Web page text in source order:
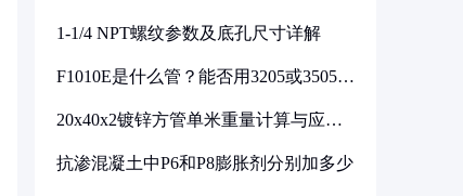
1-1/4 NPT螺纹参数及底孔尺寸详解
F1010E是什么管？能否用3205或3505代
20x40x2镀锌方管单米重量计算与应用
抗渗混凝土中P6和P8膨胀剂分别加多少